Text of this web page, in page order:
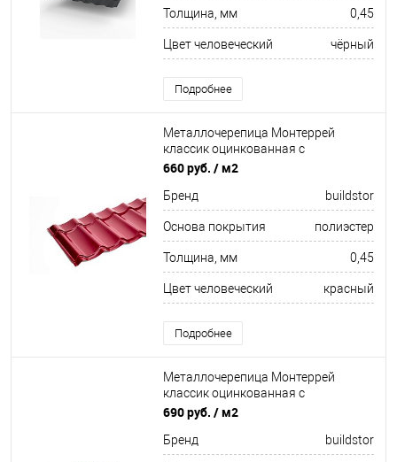
Толщина, мм 0,45
Цвет человеческий чёрный
Подробнее
Металлочерепица Монтеррей
классик оцинкованная с
полимерным покрытием
660 руб. / м2
Бренд buildstor
Основа покрытия полиэстер
Толщина, мм 0,45
Цвет человеческий красный
Подробнее
Металлочерепица Монтеррей
классик оцинкованная с
полимерным покрытием
690 руб. / м2
Бренд buildstor